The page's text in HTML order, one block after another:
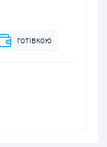
готівкою